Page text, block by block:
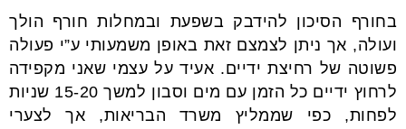
בחורף הסיכון להידבק בשפעת ובמחלות חורף הולך
ועולה, אך ניתן לצמצם זאת באופן משמעותי ע”י פעולה
פשוטה של רחיצת ידיים. אעיד על עצמי שאני מקפידה
לרחוץ ידיים כל הזמן עם מים וסבון למשך 15-20 שניות
לפחות, כפי שממליץ משרד הבריאות, אך לצערי